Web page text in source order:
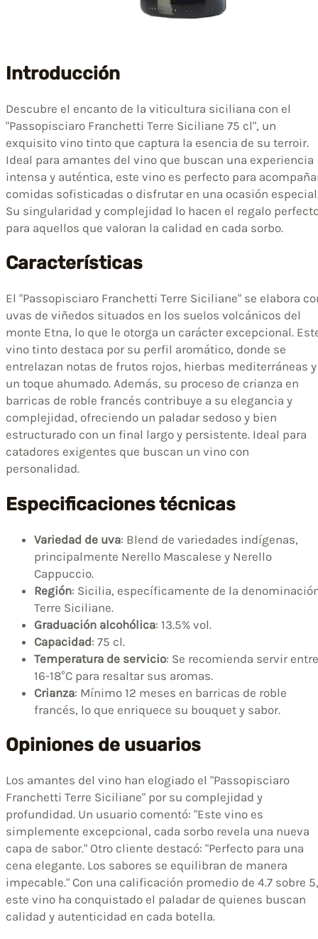
Introducción
Descubre el encanto de la viticultura siciliana con el
"Passopisciaro Franchetti Terre Siciliane 75 cl", un
exquisito vino tinto que captura la esencia de su terroir.
Ideal para amantes del vino que buscan una experiencia
intensa y auténtica, este vino es perfecto para
comidas sofisticadas o disfrutar en una ocasión
Su singularidad y complejidad lo hacen el regalo
para aquellos que valoran la calidad en cada sorbo.
Características
El "Passopisciaro Franchetti Terre Siciliane" se elabora
uvas de viñedos situados en los suelos volcánicos del
monte Etna, lo que le otorga un carácter excepcional.
vino tinto destaca por su perfil aromático, donde se
entrelazan notas de frutos rojos, hierbas mediterráneas y
un toque ahumado. Además, su proceso de crianza en
barricas de roble francés contribuye a su elegancia y
complejidad, ofreciendo un paladar sedoso y bien
estructurado con un final largo y persistente. Ideal para
catadores exigentes que buscan un vino con
personalidad.
Especificaciones técnicas
Variedad de uva: Blend de variedades indígenas,
principalmente Nerello Mascalese y Nerello
Cappuccio.
Región: Sicilia, específicamente de la
Terre Siciliane.
Graduación alcohólica: 13.5% vol.
Capacidad: 75 cl.
Temperatura de servicio: Se recomienda servir entre
16-18°C para resaltar sus aromas.
Crianza: Mínimo 12 meses en barricas de roble
francés, lo que enriquece su bouquet y sabor.
Opiniones de usuarios
Los amantes del vino han elogiado el "Passopisciaro
Franchetti Terre Siciliane" por su complejidad y
profundidad. Un usuario comentó: "Este vino es
simplemente excepcional, cada sorbo revela una nueva
capa de sabor." Otro cliente destacó: "Perfecto para una
cena elegante. Los sabores se equilibran de manera
impecable." Con una calificación promedio de 4.7 sobre 5,
este vino ha conquistado el paladar de quienes buscan
calidad y autenticidad en cada botella.